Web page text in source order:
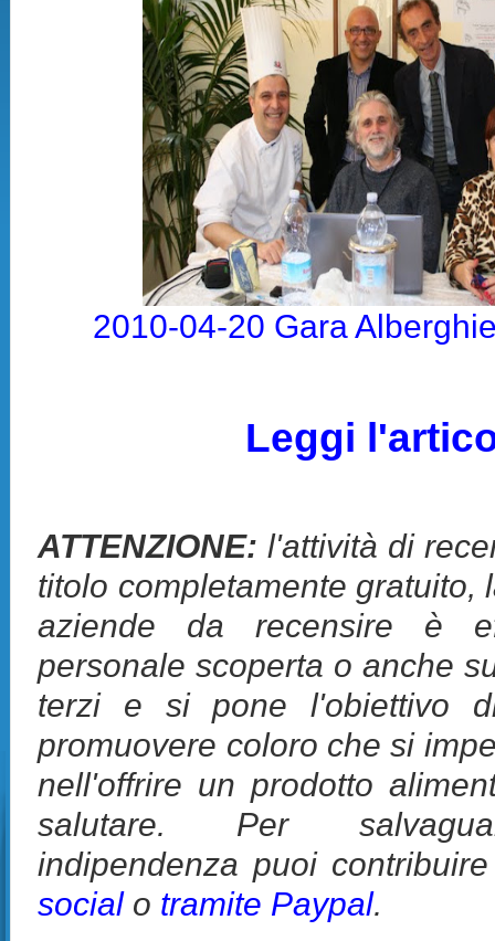
2010-04-20 Gara
Leggi
ATTENZIONE: l'attività di
titolo completamente gratuito,
aziende da recensire è
personale scoperta o anche
terzi e si pone l'obiettivo
promuovere coloro che si
nell'offrire un prodotto
salutare. Per
indipendenza puoi
socialo tramite Paypal.